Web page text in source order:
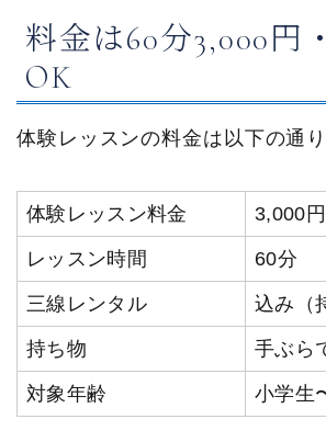
料金は60分3,000円
OK
体験レッスンの料金は以下の通り
体験レッスン料金 3,000円
レッスン時間 60分
三線レンタル 込み（
持ち物 手ぶら
対象年齢 小学生